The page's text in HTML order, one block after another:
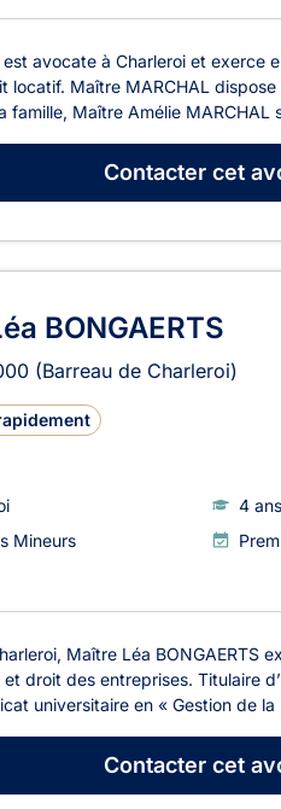
avocate à Charleroi et exerce
locatif. Maître MARCHAL
Maître Amélie MARCHAL
Contactercet
BONGAERTS
(Barreau de Charleroi)
4
Mineurs
Maître Léa BONGAERTS
droit des entreprises. Titulaire
universitaire en « Gestion de
Contactercet